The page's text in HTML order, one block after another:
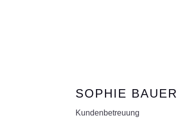
SOPHIE BAUER
Kundenbetreuung